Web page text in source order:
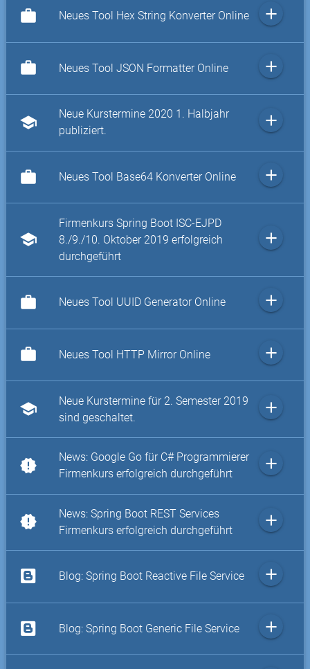
work Neues Tool Hex String Konverter Online add
work Neues Tool JSON Formatter Online add
school
Neue Kurstermine 2020 1. Halbjahr
publiziert.
add
work Neues Tool Base64 Konverter Online add
school
Firmenkurs Spring Boot ISC-EJPD
8./9./10. Oktober 2019 erfolgreich
durchgeführt
add
work Neues Tool UUID Generator Online add
work Neues Tool HTTP Mirror Online add
school
Neue Kurstermine für 2. Semester 2019
sind geschaltet.
add
new_releases
News: Google Go für C# Programmierer
Firmenkurs erfolgreich durchgeführt
add
new_releases
News: Spring Boot REST Services
Firmenkurs erfolgreich durchgeführt
add
Blog: Spring Boot Reactive File Service add
Blog: Spring Boot Generic File Service add